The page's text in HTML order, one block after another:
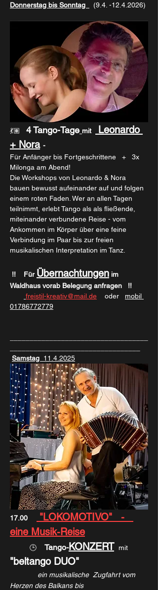
Donnerstag bis Sonntag
  (9.4. -12.4.2026)
💃🏽 4 Tango-Tage mit
Leonardo
+ Nora -
Für Anfänger bis Fortgeschrittene   +   3x
Milonga am Abend!
Die Workshops von Leonardo & Nora
bauen bewusst aufeinander auf und folgen
einem roten Faden. Wer an allen Tagen
teilnimmt, erlebt Tango als als fließende,
miteinander verbundene Reise - vom
Ankommen im Körper über eine feine
Verbindung im Paar bis zur freien
musikalischen Interpretation im Tanz.
!!    Für Übernachtungen im
Waldhaus vorab Belegung anfragen   !!
freistil-kreativ@mail.de
    oder
mobil
01786772779
Samstag 11.4.2025
17.00
"LOKOMOTIVO"   -
eine Musik-Reise
🕒 Tango-KONZERT mit
"beltango DUO"
ein musikalische  Zugfahrt vom
Herzen des Balkans bis